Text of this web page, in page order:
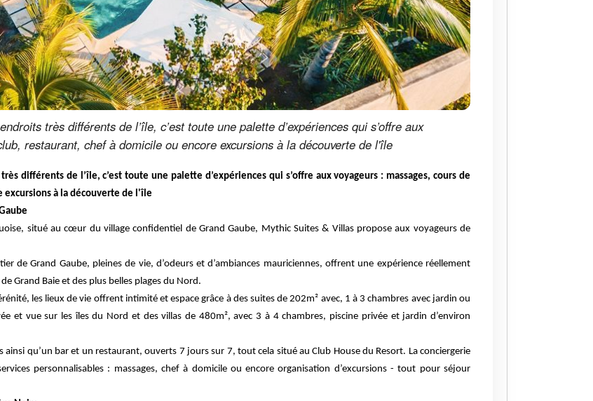
très différents de l’île, c’est toute une palette d’expériences qui s’offre aux
restaurant, chef à domicile ou encore excursions à la découverte de l'île
différents de l’île, c’est toute une palette d’expériences qui s’offre aux voyageurs : massages, cours de
excursions à la découverte de l'île
situé au cœur du village confidentiel de Grand Gaube, Mythic Suites & Villas propose aux voyageurs de
de Grand Gaube, pleines de vie, d’odeurs et d’ambiances mauriciennes, offrent une expérience réellement
Grand Baie et des plus belles plages du Nord.
les lieux de vie offrent intimité et espace grâce à des suites de 202m² avec, 1 à 3 chambres avec jardin ou
et vue sur les îles du Nord et des villas de 480m², avec 3 à 4 chambres, piscine privée et jardin d’environ
qu’un bar et un restaurant, ouverts 7 jours sur 7, tout cela situé au Club House du Resort. La conciergerie
personnalisables : massages, chef à domicile ou encore organisation d’excursions - tout pour séjour